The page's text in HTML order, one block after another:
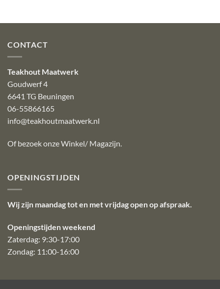
CONTACT
Teakhout Maatwerk
Goudwerf 4
6641 TG Beuningen
06-55866165
info@teakhoutmaatwerk.nl
Of bezoek onzeWinkel/ Magazijn
OPENINGSTIJDEN
Wij zijn maandag tot en met vrijdag open op afspraak.
Openingstijden weekend
Zaterdag: 9:30-17:00
Zondag: 11:00-16:00